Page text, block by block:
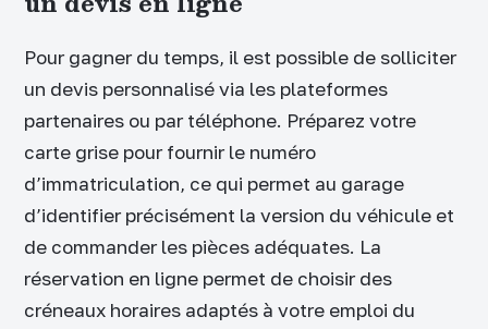
Pour gagner du temps, il est possible de solliciter
un devis personnalisé via les plateformes
partenaires ou par téléphone. Préparez votre
carte grise pour fournir le numéro
d’immatriculation, ce qui permet au garage
d’identifier précisément la version du véhicule et
de commander les pièces adéquates. La
réservation en ligne permet de choisir des
créneaux horaires adaptés à votre emploi du